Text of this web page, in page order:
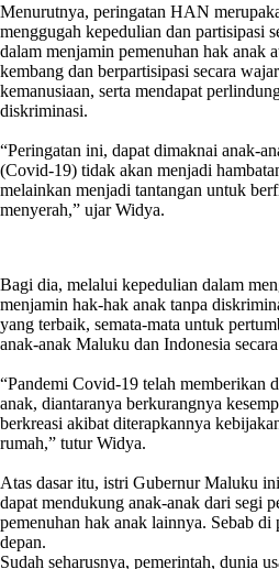
Menurutnya, peringatan HAN
menggugah kepedulian dan partisipasi
dalam menjamin pemenuhan hak anak
kembang dan berpartisipasi secara
kemanusiaan, serta mendapat
diskriminasi.
“Peringatan ini, dapat dimaknai anak-
(Covid-19) tidak akan menjadi
melainkan menjadi tantangan untuk
menyerah,” ujar Widya.
Bagi dia, melalui kepedulian dalam
menjamin hak-hak anak tanpa
yang terbaik, semata-mata untuk
anak-anak Maluku dan Indonesia
“Pandemi Covid-19 telah memberikan
anak, diantaranya berkurangnya
berkreasi akibat diterapkannya
rumah,” tutur Widya.
Atas dasar itu, istri Gubernur Maluku
dapat mendukung anak-anak dari segi
pemenuhan hak anak lainnya. Sebab di
depan.
Sudah seharusnya, pemerintah, dunia